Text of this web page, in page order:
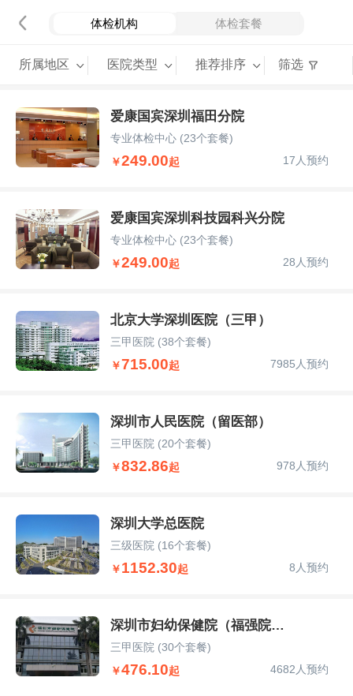
体检机构 体检套餐
所属地区 医院类型 推荐排序 筛选
爱康国宾深圳福田分院
专业体检中心 (23个套餐)
￥249.00起 17人预约
爱康国宾深圳科技园科兴分院
专业体检中心 (23个套餐)
￥249.00起 28人预约
北京大学深圳医院（三甲）
三甲医院 (38个套餐)
￥715.00起 7985人预约
深圳市人民医院（留医部）
三甲医院 (20个套餐)
￥832.86起 978人预约
深圳大学总医院
三级医院 (16个套餐)
￥1152.30起 8人预约
深圳市妇幼保健院（福强院区）
三甲医院 (30个套餐)
￥476.10起 4682人预约